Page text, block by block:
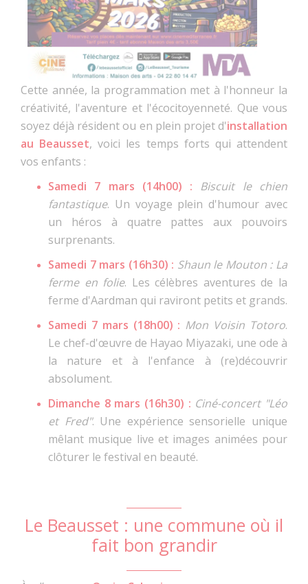
Cette année, la programmation met à l'honneur la
créativité, l'aventure et l'écocitoyenneté. Que vous
soyez déjà résident ou en plein projet d'installation
au Beausset, voici les temps forts qui attendent
vos enfants :
Samedi 7 mars (14h00) : Biscuit le chien
fantastique. Un voyage plein d'humour avec
un héros à quatre pattes aux pouvoirs
surprenants.
Samedi 7 mars (16h30) : Shaun le Mouton : La
ferme en folie. Les célèbres aventures de la
ferme d'Aardman qui raviront petits et grands.
Samedi 7 mars (18h00) : Mon Voisin Totoro.
Le chef-d'œuvre de Hayao Miyazaki, une ode à
la nature et à l'enfance à (re)découvrir
absolument.
Dimanche 8 mars (16h30) : Ciné-concert "Léo
et Fred". Une expérience sensorielle unique
mêlant musique live et images animées pour
clôturer le festival en beauté.
Le Beausset : une commune où il
fait bon grandir